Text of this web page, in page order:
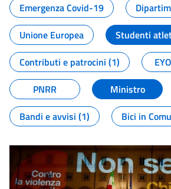
Emergenza Covid-19
Unione Europea
Studenti
Contributi e patrocini (1)
PNRR
Ministro
Bandi e avvisi (1)
Bici in